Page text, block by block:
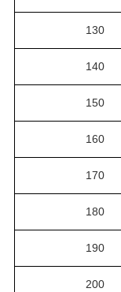
130
140
150
160
170
180
190
200